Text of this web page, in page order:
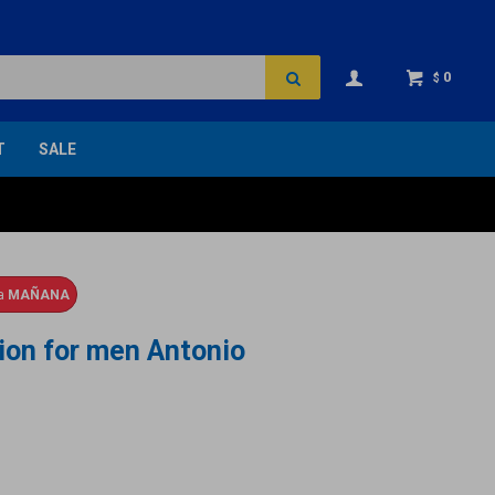
SALE
$ 0
MAÑANA
for men Antonio